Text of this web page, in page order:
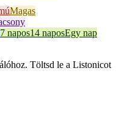
Magas
7 napos14 naposEgy nap
Töltsd le a Listonicot